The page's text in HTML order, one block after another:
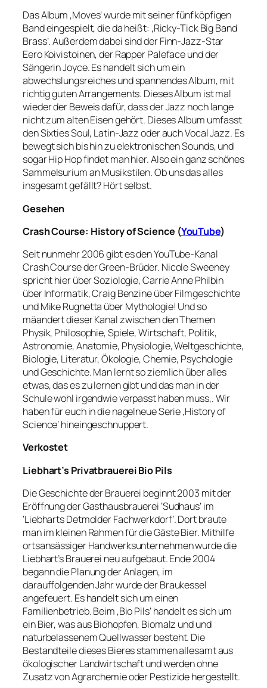
Das Album ‚Moves‘ wurde mit seiner fünfköpfigen
Band eingespielt, die da heißt: ‚Ricky-Tick Big Band
Brass‘. Außerdem dabei sind der Finn-Jazz-Star
Eero Koivistoinen, der Rapper Paleface und der
Sängerin Joyce. Es handelt sich um ein
abwechslungsreiches und spannendes Album, mit
richtig guten Arrangements. Dieses Album ist mal
wieder der Beweis dafür, dass der Jazz noch lange
nicht zum alten Eisen gehört. Dieses Album umfasst
den Sixties Soul, Latin-Jazz oder auch Vocal Jazz. Es
bewegt sich bis hin zu elektronischen Sounds, und
sogar Hip Hop findet man hier. Also ein ganz schönes
Sammelsurium an Musikstilen. Ob uns das alles
insgesamt gefällt? Hört selbst.
Gesehen
Crash Course: History of Science (YouTube)
Seit nunmehr 2006 gibt es den YouTube-Kanal
Crash Course der Green-Brüder. Nicole Sweeney
spricht hier über Soziologie, Carrie Anne Philbin
über Informatik, Craig Benzine über Filmgeschichte
und Mike Rugnetta über Mythologie! Und so
mäandert dieser Kanal zwischen den Themen
Physik, Philosophie, Spiele, Wirtschaft, Politik,
Astronomie, Anatomie, Physiologie, Weltgeschichte,
Biologie, Literatur, Ökologie, Chemie, Psychologie
und Geschichte. Man lernt so ziemlich über alles
etwas, das es zu lernen gibt und das man in der
Schule wohl irgendwie verpasst haben muss,. Wir
haben für euch in die nagelneue Serie ‚History of
Science‘ hineingeschnuppert.
Verkostet
Liebhart’s Privatbrauerei Bio Pils
Die Geschichte der Brauerei beginnt 2003 mit der
Eröffnung der Gasthausbrauerei ‘Sudhaus’ im
‘Liebharts Detmolder Fachwerkdorf’. Dort braute
man im kleinen Rahmen für die Gäste Bier. Mithilfe
ortsansässiger Handwerksunternehmen wurde die
Liebhart’s Brauerei neu aufgebaut. Ende 2004
begann die Planung der Anlagen, im
darauffolgenden Jahr wurde der Braukessel
angefeuert. Es handelt sich um einen
Familienbetrieb. Beim ‚Bio Pils‘ handelt es sich um
ein Bier, was aus Biohopfen, Biomalz und und
naturbelassenem Quellwasser besteht. Die
Bestandteile dieses Bieres stammen allesamt aus
ökologischer Landwirtschaft und werden ohne
Zusatz von Agrarchemie oder Pestizide hergestellt.